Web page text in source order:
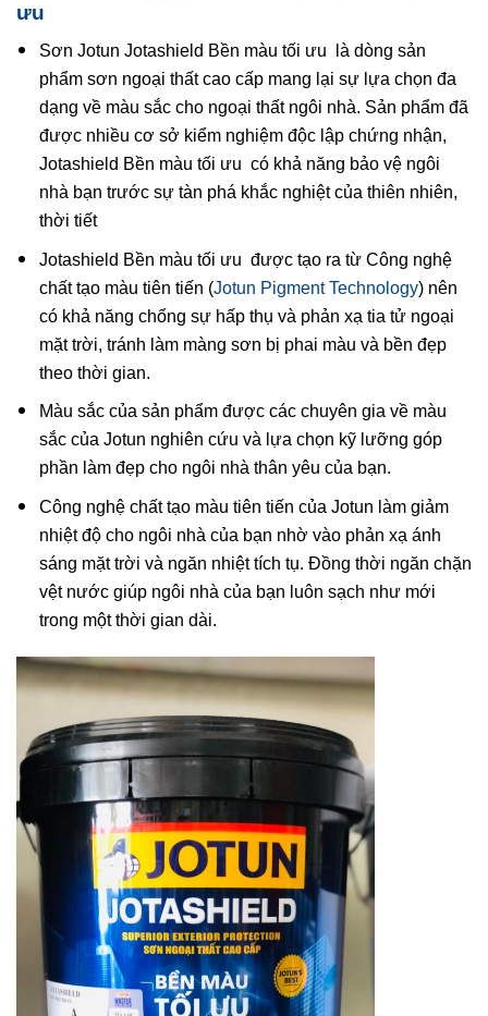
ưu
Sơn Jotun Jotashield Bền màu tối ưu là dòng sản
phẩm sơn ngoại thất cao cấp mang lại sự lựa chọn đa
dạng về màu sắc cho ngoại thất ngôi nhà. Sản phẩm đã
được nhiều cơ sở kiểm nghiệm độc lập chứng nhận,
Jotashield Bền màu tối ưu có khả năng bảo vệ ngôi
nhà bạn trước sự tàn phá khắc nghiệt của thiên nhiên,
thời tiết
Jotashield Bền màu tối ưu được tạo ra từ Công nghệ
chất tạo màu tiên tiến (Jotun Pigment Technology) nên
có khả năng chống sự hấp thụ và phản xạ tia tử ngoại
mặt trời, tránh làm màng sơn bị phai màu và bền đẹp
theo thời gian.
Màu sắc của sản phẩm được các chuyên gia về màu
sắc của Jotun nghiên cứu và lựa chọn kỹ lưỡng góp
phần làm đẹp cho ngôi nhà thân yêu của bạn.
Công nghệ chất tạo màu tiên tiến của Jotun làm giảm
nhiệt độ cho ngôi nhà của bạn nhờ vào phản xạ ánh
sáng mặt trời và ngăn nhiệt tích tụ. Đồng thời ngăn chặn
vệt nước giúp ngôi nhà của bạn luôn sạch như mới
trong một thời gian dài.